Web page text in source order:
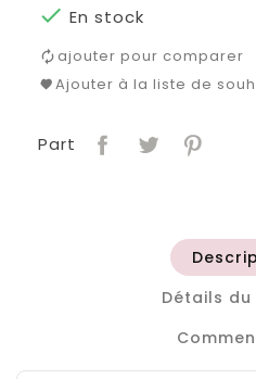
 En stock
ajouter pour comparer
Ajouter à la liste de
Part
Détails